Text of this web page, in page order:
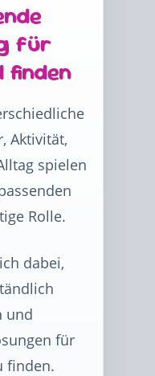
für
finden
Aktivität,
spielen
Rolle.
dabei,
und
für
finden.